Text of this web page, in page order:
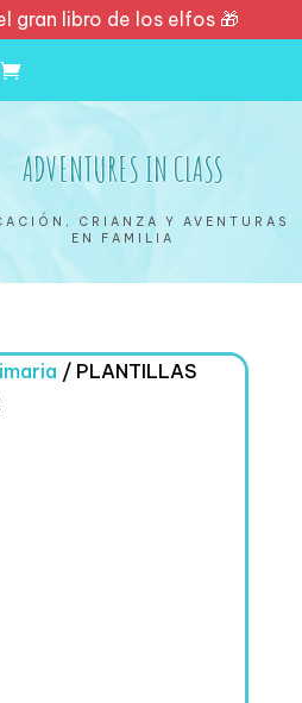
gran libro de los elfos 🎁
ADVENTURES IN CLASS
CRIANZA Y AVENTURAS
EN FAMILIA
/ PLANTILLAS